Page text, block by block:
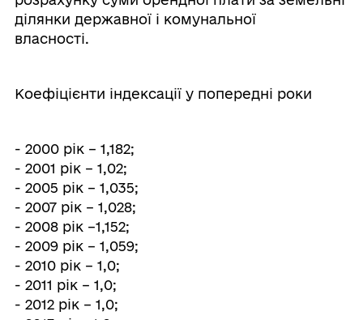
ділянки державної і комунальної
власності.
Коефіцієнти індексації у попередні роки
- 2000 рік – 1,182;
- 2001 рік – 1,02;
- 2005 рік – 1,035;
- 2007 рік – 1,028;
- 2008 рік –1,152;
- 2009 рік – 1,059;
- 2010 рік – 1,0;
- 2011 рік – 1,0;
- 2012 рік – 1,0;